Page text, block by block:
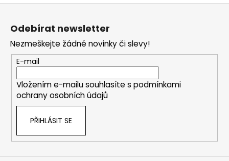
Z
Odebírat newsletter
Nezmeškejte žádné novinky či slevy!
E-mail
Vložením e-mailu souhlasíte s podmínkami
ochrany osobních údajů
PŘIHLÁSIT SE